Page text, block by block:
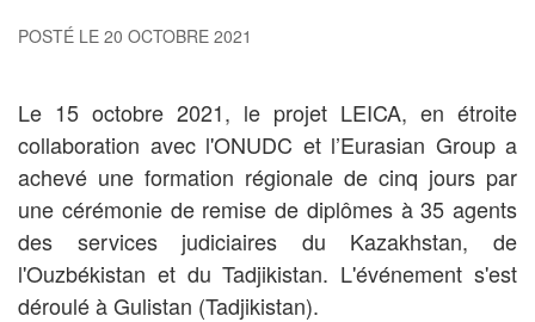
POSTÉ LE 20 OCTOBRE 2021
Le 15 octobre 2021, le projet LEICA, en étroite
collaboration avec l'ONUDC et l’Eurasian Group a
achevé une formation régionale de cinq jours par
une cérémonie de remise de diplômes à 35 agents
des services judiciaires du Kazakhstan, de
l'Ouzbékistan et du Tadjikistan. L'événement s'est
déroulé à Gulistan (Tadjikistan).